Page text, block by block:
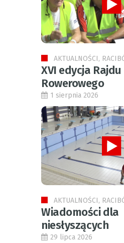
AKTUALNOŚCI,
XVI edycja Rajdu
Rowerowego
1 sierpnia 2026
AKTUALNOŚCI,
Wiadomości dla
niesłyszących
29 lipca 2026